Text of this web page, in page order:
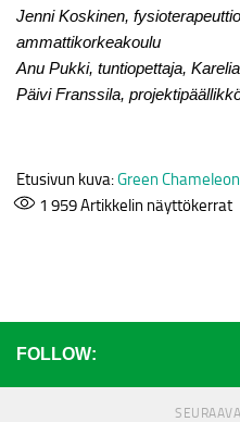
Jenni Koskinen,
ammattikorkeakoulu
Anu Pukki, tuntiopettaja,
Päivi Franssila,
Etusivun kuva:Green Chameleon
1 959Artikkelin näyttökerrat
FOLLOW: